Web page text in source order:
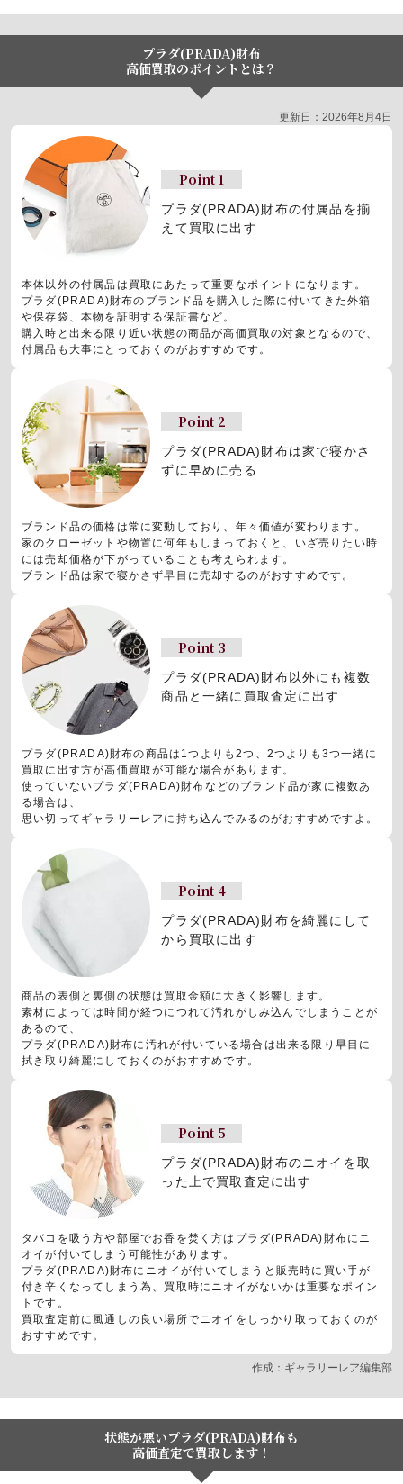
プラダ(PRADA)財布
高価買取のポイントとは？
更新日：2026年8月4日
Point 1
プラダ(PRADA)財布の付属品を揃
えて買取に出す
本体以外の付属品は買取にあたって重要なポイントになります。
プラダ(PRADA)財布のブランド品を購入した際に付いてきた外箱
や保存袋、本物を証明する保証書など。
購入時と出来る限り近い状態の商品が高価買取の対象となるので、
付属品も大事にとっておくのがおすすめです。
Point 2
プラダ(PRADA)財布は家で寝かさ
ずに早めに売る
ブランド品の価格は常に変動しており、年々価値が変わります。
家のクローゼットや物置に何年もしまっておくと、いざ売りたい時
には売却価格が下がっていることも考えられます。
ブランド品は家で寝かさず早目に売却するのがおすすめです。
Point 3
プラダ(PRADA)財布以外にも 複数
商品と一緒に買取査定に出す
プラダ(PRADA)財布の商品は1つよりも2つ、2つよりも3つ一緒に
買取に出す方が高価買取が可能な場合があります。
使っていないプラダ(PRADA)財布などのブランド品が家に複数あ
る場合は、
思い切ってギャラリーレアに持ち込んでみるのがおすすめですよ。
Point 4
プラダ(PRADA)財布を綺麗にして
から買取に出す
商品の表側と裏側の状態は買取金額に大きく影響します。
素材によっては時間が経つにつれて汚れがしみ込んでしまうことが
あるので、
プラダ(PRADA)財布に汚れが付いている場合は出来る限り早目に
拭き取り綺麗にしておくのがおすすめです。
Point 5
プラダ(PRADA)財布のニオイを取
った上で買取査定に出す
タバコを吸う方や部屋でお香を焚く方はプラダ(PRADA)財布にニ
オイが付いてしまう可能性があります。
プラダ(PRADA)財布にニオイが付いてしまうと販売時に買い手が
付き辛くなってしまう為、買取時にニオイがないかは重要なポイン
トです。
買取査定前に風通しの良い場所でニオイをしっかり取っておくのが
おすすめです。
作成：ギャラリーレア編集部
状態が悪いプラダ(PRADA)財布も
高価査定で買取します！